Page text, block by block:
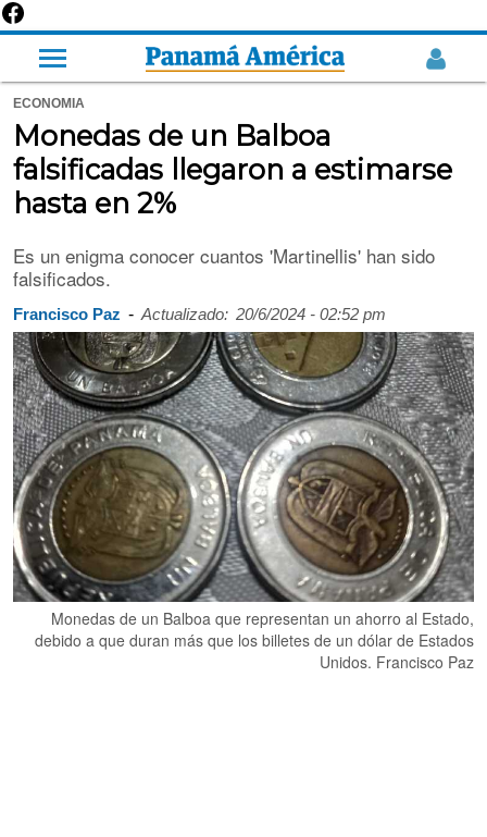
ECONOMIA
Monedas de un Balboa
falsificadas llegaron a estimarse
hasta en 2%
Es un enigma conocer cuantos 'Martinellis' han sido
falsificados.
Francisco Paz - Actualizado: 20/6/2024 - 02:52 pm
Monedas de un Balboa que representan un ahorro al Estado,
debido a que duran más que los billetes de un dólar de Estados
Unidos. Francisco Paz